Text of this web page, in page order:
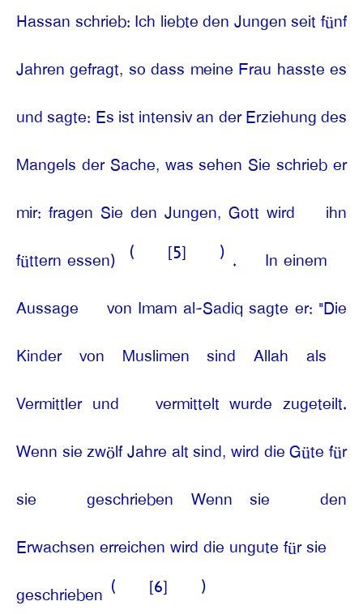
Hassan schrieb: Ich liebte den Jungen seit fünf
Jahren gefragt, so dass meine Frau hasste es
und sagte: Es ist intensiv an der Erziehung des
Mangels der Sache, was sehen Sie schrieb er
mir: fragen Sie den Jungen, Gott wird
ihn
füttern essen) ( [5] ) .
In einem
Aussage
von Imam al-Sadiq sagte er: "Die
Kinder von Muslimen sind Allah als
Vermittler und
vermittelt wurde zugeteilt.
Wenn sie zwölf Jahre alt sind, wird die Güte für
sie
geschrieben Wenn sie
den
Erwachsen erreichen wird die ungute für sie
geschrieben ( [6] )